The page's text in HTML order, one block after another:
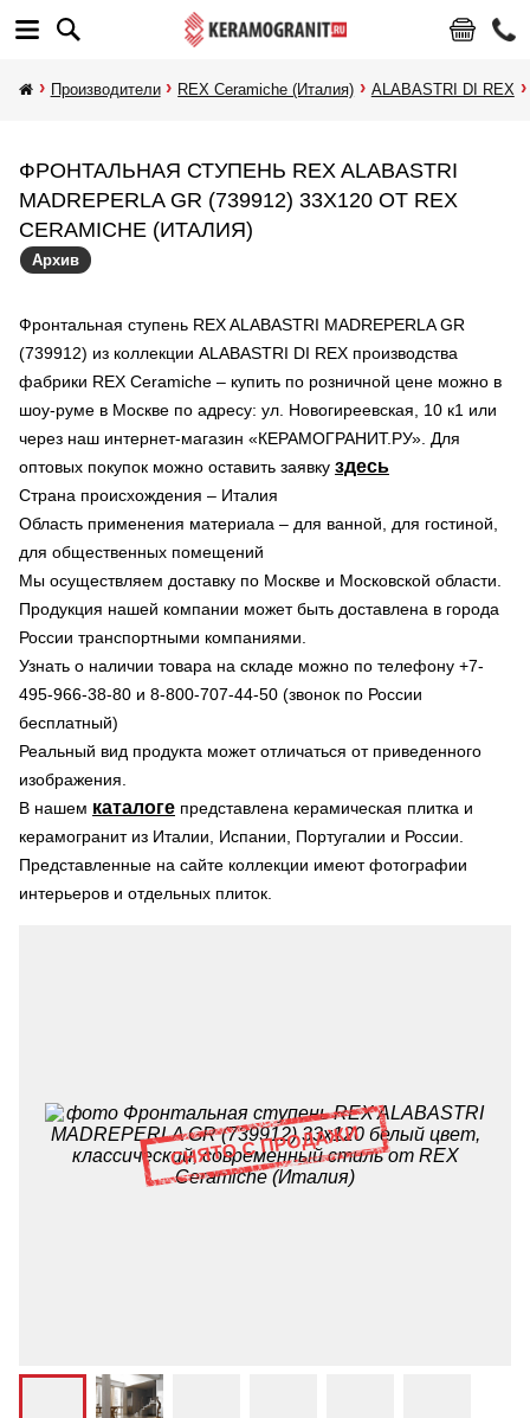
Производители REX Ceramiche (Италия) ALABASTRI DI REX
ФРОНТАЛЬНАЯ СТУПЕНЬ REX ALABASTRI
MADREPERLA GR (739912) 33X120 ОТ REX
CERAMICHE (ИТАЛИЯ)
Архив
Фронтальная ступень REX ALABASTRI MADREPERLA GR
(739912) из коллекции ALABASTRI DI REX производства
фабрики REX Ceramiche – купить по розничной цене можно в
шоу-руме в Москве по адресу: ул. Новогиреевская, 10 к1 или
через наш интернет-магазин «КЕРАМОГРАНИТ.РУ». Для
оптовых покупок можно оставить заявку здесь
Страна происхождения – Италия
Область применения материала – для ванной, для гостиной,
для общественных помещений
Мы осуществляем доставку по Москве и Московской области.
Продукция нашей компании может быть доставлена в города
России транспортными компаниями.
Узнать о наличии товара на складе можно по телефону +7-
495-966-38-80 и 8-800-707-44-50 (звонок по России
бесплатный)
Реальный вид продукта может отличаться от приведенного
изображения.
В нашем каталоге представлена керамическая плитка и
керамогранит из Италии, Испании, Португалии и России.
Представленные на сайте коллекции имеют фотографии
интерьеров и отдельных плиток.